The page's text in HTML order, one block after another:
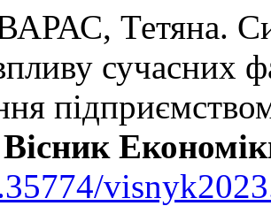
Тетяна.
сучасних
Вісник